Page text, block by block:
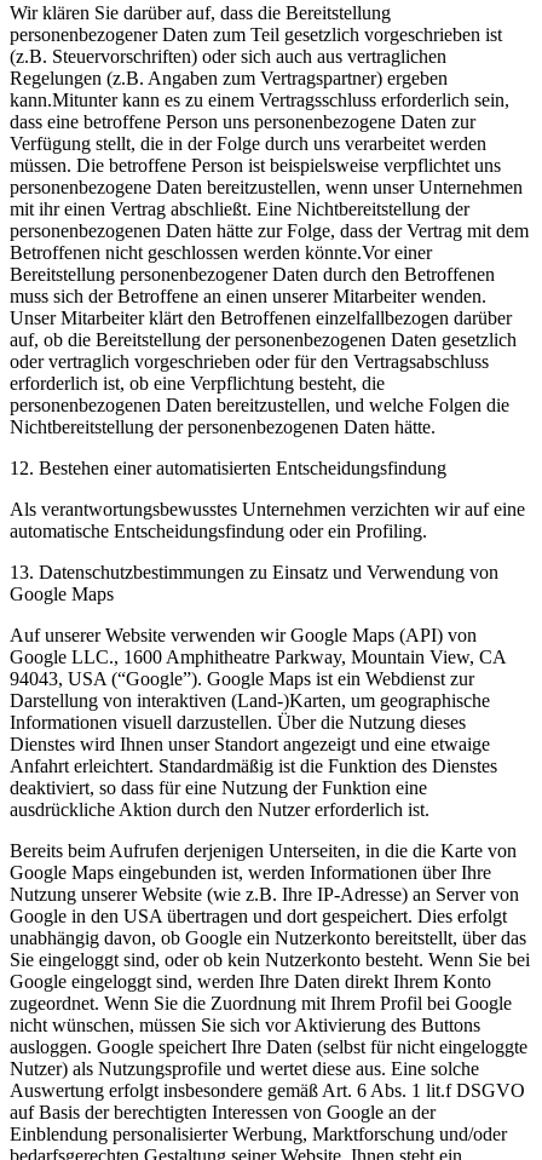
Wir klären Sie darüber auf, dass die Bereitstellung
personenbezogener Daten zum Teil gesetzlich vorgeschrieben ist
(z.B. Steuervorschriften) oder sich auch aus vertraglichen
Regelungen (z.B. Angaben zum Vertragspartner) ergeben
kann.Mitunter kann es zu einem Vertragsschluss erforderlich sein,
dass eine betroffene Person uns personenbezogene Daten zur
Verfügung stellt, die in der Folge durch uns verarbeitet werden
müssen. Die betroffene Person ist beispielsweise verpflichtet uns
personenbezogene Daten bereitzustellen, wenn unser Unternehmen
mit ihr einen Vertrag abschließt. Eine Nichtbereitstellung der
personenbezogenen Daten hätte zur Folge, dass der Vertrag mit dem
Betroffenen nicht geschlossen werden könnte.Vor einer
Bereitstellung personenbezogener Daten durch den Betroffenen
muss sich der Betroffene an einen unserer Mitarbeiter wenden.
Unser Mitarbeiter klärt den Betroffenen einzelfallbezogen darüber
auf, ob die Bereitstellung der personenbezogenen Daten gesetzlich
oder vertraglich vorgeschrieben oder für den Vertragsabschluss
erforderlich ist, ob eine Verpflichtung besteht, die
personenbezogenen Daten bereitzustellen, und welche Folgen die
Nichtbereitstellung der personenbezogenen Daten hätte.
12. Bestehen einer automatisierten Entscheidungsfindung
Als verantwortungsbewusstes Unternehmen verzichten wir auf eine
automatische Entscheidungsfindung oder ein Profiling.
13. Datenschutzbestimmungen zu Einsatz und Verwendung von
Google Maps
Auf unserer Website verwenden wir Google Maps (API) von
Google LLC., 1600 Amphitheatre Parkway, Mountain View, CA
94043, USA (“Google”). Google Maps ist ein Webdienst zur
Darstellung von interaktiven (Land-)Karten, um geographische
Informationen visuell darzustellen. Über die Nutzung dieses
Dienstes wird Ihnen unser Standort angezeigt und eine etwaige
Anfahrt erleichtert. Standardmäßig ist die Funktion des Dienstes
deaktiviert, so dass für eine Nutzung der Funktion eine
ausdrückliche Aktion durch den Nutzer erforderlich ist.
Bereits beim Aufrufen derjenigen Unterseiten, in die die Karte von
Google Maps eingebunden ist, werden Informationen über Ihre
Nutzung unserer Website (wie z.B. Ihre IP-Adresse) an Server von
Google in den USA übertragen und dort gespeichert. Dies erfolgt
unabhängig davon, ob Google ein Nutzerkonto bereitstellt, über das
Sie eingeloggt sind, oder ob kein Nutzerkonto besteht. Wenn Sie bei
Google eingeloggt sind, werden Ihre Daten direkt Ihrem Konto
zugeordnet. Wenn Sie die Zuordnung mit Ihrem Profil bei Google
nicht wünschen, müssen Sie sich vor Aktivierung des Buttons
ausloggen. Google speichert Ihre Daten (selbst für nicht eingeloggte
Nutzer) als Nutzungsprofile und wertet diese aus. Eine solche
Auswertung erfolgt insbesondere gemäß Art. 6 Abs. 1 lit.f DSGVO
auf Basis der berechtigten Interessen von Google an der
Einblendung personalisierter Werbung, Marktforschung und/oder
bedarfsgerechten Gestaltung seiner Website. Ihnen steht ein